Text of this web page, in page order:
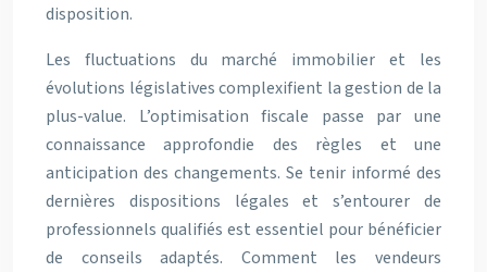
disposition.
Les fluctuations du marché immobilier et les
évolutions législatives complexifient la gestion de la
plus-value. L’optimisation fiscale passe par une
connaissance approfondie des règles et une
anticipation des changements. Se tenir informé des
dernières dispositions légales et s’entourer de
professionnels qualifiés est essentiel pour bénéficier
de conseils adaptés. Comment les vendeurs